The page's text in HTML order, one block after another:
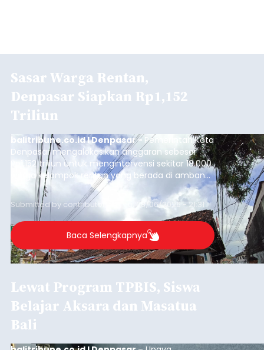
Sasar Warga Rentan,
Denpasar Siapkan Rp1,152
Triliun
balitribune.co.id I Denpasar - Pemerintah Kota
Denpasar mengalokasikan anggaran sebesar
Rp1,152 triliun untuk mengintervensi sekitar 18.000
warga kelompok rentan yang berada di ambang
garis kemiskinan. Langkah strategis ini diambil
guna menjaga masyarakat yang berada pada
kelompok desil 5 dan 6 tersebut agar tidak
merosot ke kategori miskin.
Submitted by contributor Thu, 08/06/2026 - 21:31
Baca Selengkapnya
Lewat Program TPBIS, Siswa
Belajar Aksara dan Masatua
Bali